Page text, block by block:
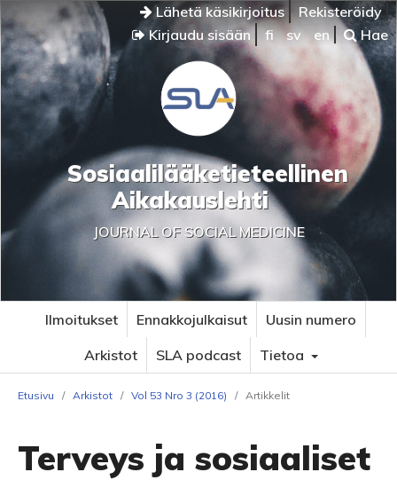
Lähetä käsikirjoitus
Rekisteröidy
Kirjaudu sisään
fi sv en Hae
Sosiaalilääketieteellinen
Aikakauslehti
JOURNAL OF SOCIAL MEDICINE
Ilmoitukset Ennakkojulkaisut
Uusin numero
Arkistot
SLA podcast Tietoa
Etusivu / Arkistot / Vol 53 Nro 3 (2016) / Artikkelit
Terveys ja sosiaaliset